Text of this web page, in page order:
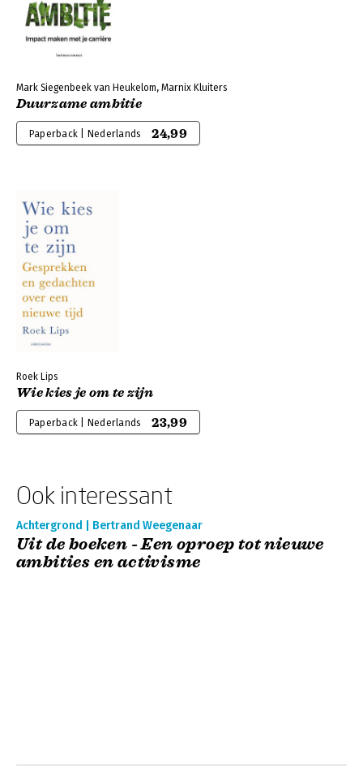
Mark Siegenbeek van Heukelom, Marnix Kluiters
Duurzame ambitie
Paperback | Nederlands 24,99
Roek Lips
Wie kies je om te zijn
Paperback | Nederlands 23,99
Ook interessant
Achtergrond | Bertrand Weegenaar
Uit de boeken - Een oproep tot nieuwe
ambities en activisme